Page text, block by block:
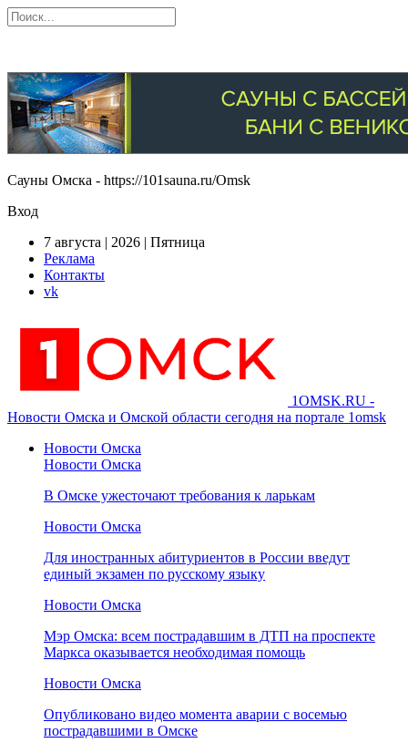
Сауны Омска - https://101sauna.ru/Omsk
Вход
7 августа | 2026 | Пятница
Реклама
Контакты
vk
1OMSK.RU -
Новости Омска и Омской области сегодня на портале 1omsk
Новости Омска
Новости Омска
В Омске ужесточают требования к ларькам
Новости Омска
Для иностранных абитуриентов в России введут
единый экзамен по русскому языку
Новости Омска
Мэр Омска: всем пострадавшим в ДТП на проспекте
Маркса оказывается необходимая помощь
Новости Омска
Опубликовано видео момента аварии с восемью
пострадавшими в Омске